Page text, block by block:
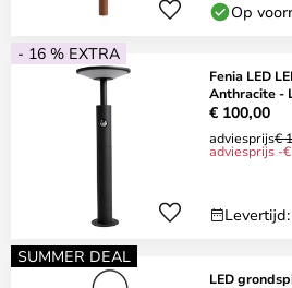
Op
- 16 % EXTRA
Fenia LED
Anthracite -
€ 100,00
adviesprijs€
adviesprijs -
SUMMER DEAL
LED